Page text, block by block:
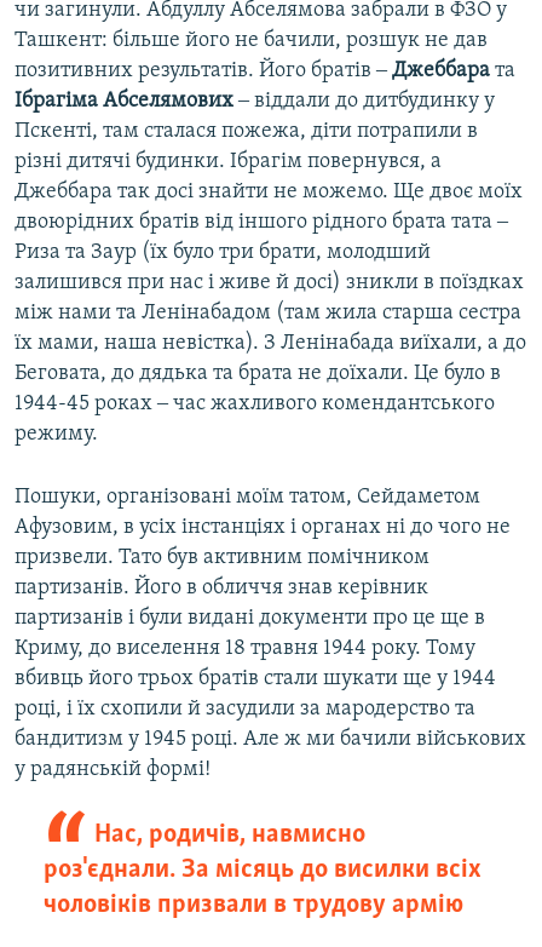
чи загинули. Абдуллу Абселямова забрали в ФЗО у
Ташкент: більше його не бачили, розшук не дав
позитивних результатів. Його братів ‒Джеббара та
Ібрагіма Абселямових‒ віддали до дитбудинку у
Пскенті, там сталася пожежа, діти потрапили в
різні дитячі будинки. Ібрагім повернувся, а
Джеббара так досі знайти не можемо. Ще двоє моїх
двоюрідних братів від іншого рідного брата тата ‒
Риза та Заур (їх було три брати, молодший
залишився при нас і живе й досі) зникли в поїздках
між нами та Ленінабадом (там жила старша сестра
їх мами, наша невістка). З Ленінабада виїхали, а до
Беговата, до дядька та брата не доїхали. Це було в
1944-45 роках ‒ час жахливого комендантського
режиму.
Пошуки, організовані моїм татом, Сейдаметом
Афузовим, в усіх інстанціях і органах ні до чого не
призвели. Тато був активним помічником
партизанів. Його в обличчя знав керівник
партизанів і були видані документи про це ще в
Криму, до виселення 18 травня 1944 року. Тому
вбивць його трьох братів стали шукати ще у 1944
році, і їх схопили й засудили за мародерство та
бандитизм у 1945 році. Але ж ми бачили військових
у радянській формі!
Нас, родичів, навмисно
роз'єднали. За місяць до висилки всіх
чоловіків призвали в трудову армію